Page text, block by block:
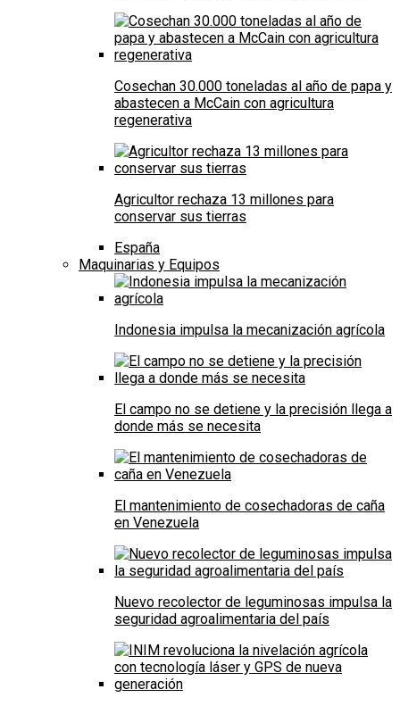
Cosechan 30.000 toneladas al año de papa y
abastecen a McCain con agricultura
regenerativa
Agricultor rechaza 13 millones para
conservar sus tierras
España
Maquinarias y Equipos
Indonesia impulsa la mecanización agrícola
El campo no se detiene y la precisión llega a
donde más se necesita
El mantenimiento de cosechadoras de caña
en Venezuela
Nuevo recolector de leguminosas impulsa la
seguridad agroalimentaria del país